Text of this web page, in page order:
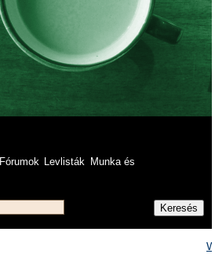
Fórumok Levlisták
Munka és